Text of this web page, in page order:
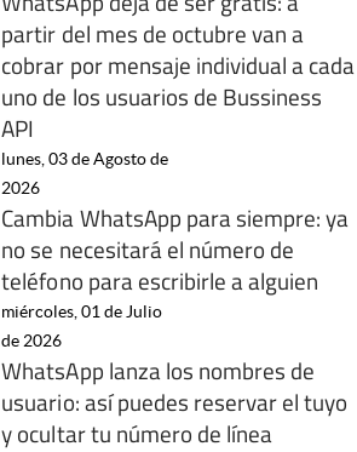
partir del mes de octubre van a
cobrar por mensaje individual a cada
uno de los usuarios de Bussiness
API
lunes, 03 de Agosto de
2026
Cambia WhatsApp para siempre: ya
no se necesitará el número de
teléfono para escribirle a alguien
miércoles, 01 de Julio
de 2026
WhatsApp lanza los nombres de
usuario: así puedes reservar el tuyo
y ocultar tu número de línea